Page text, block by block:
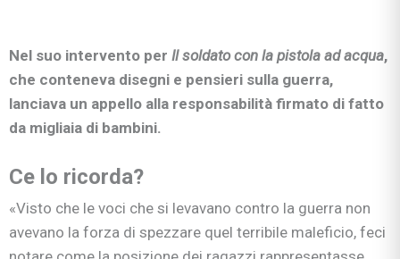
Nel suo intervento per Il soldato con la pistola ad acqua,
che conteneva disegni e pensieri sulla guerra,
lanciava un appello alla responsabilità firmato di fatto
da migliaia di bambini.
Ce lo ricorda?
«Visto che le voci che si levavano contro la guerra non
avevano la forza di spezzare quel terribile maleficio, feci